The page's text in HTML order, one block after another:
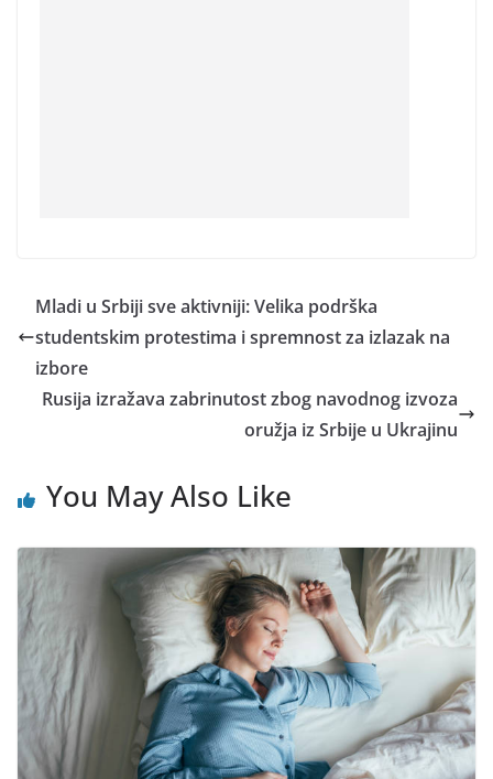
Mladi u Srbiji sve aktivniji: Velika podrška
studentskim protestima i spremnost za izlazak na
izbore
Rusija izražava zabrinutost zbog navodnog izvoza
oružja iz Srbije u Ukrajinu
You May Also Like